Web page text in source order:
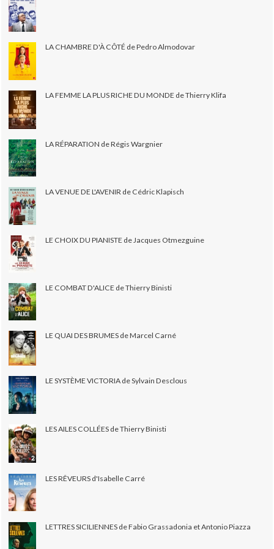
LA CHAMBRE D'À CÔTÉ de Pedro Almodovar
LA FEMME LA PLUS RICHE DU MONDE de Thierry Klifa
LA RÉPARATION de Régis Wargnier
LA VENUE DE L'AVENIR de Cédric Klapisch
LE CHOIX DU PIANISTE de Jacques Otmezguine
LE COMBAT D'ALICE de Thierry Binisti
LE QUAI DES BRUMES de Marcel Carné
LE SYSTÈME VICTORIA de Sylvain Desclous
LES AILES COLLÉES de Thierry Binisti
LES RÊVEURS d'Isabelle Carré
LETTRES SICILIENNES de Fabio Grassadonia et Antonio Piazza